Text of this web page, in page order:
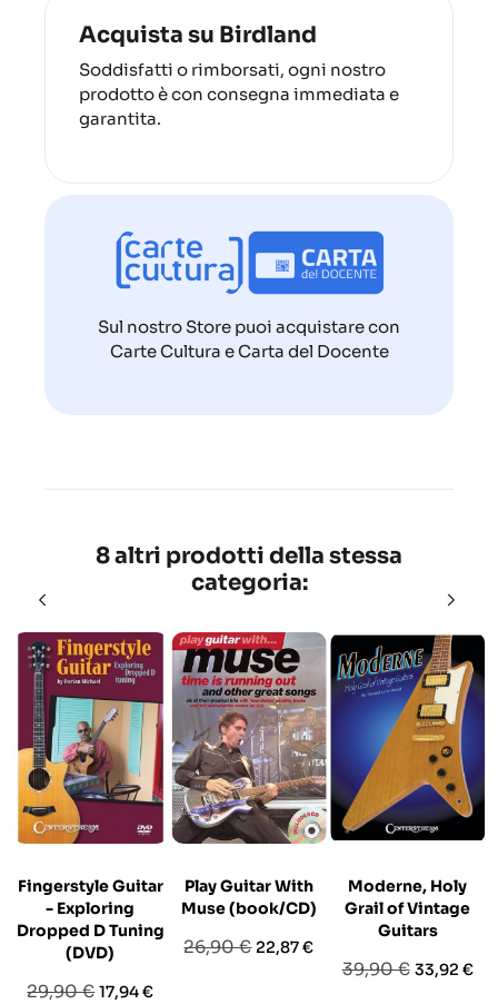
Acquista su Birdland
Soddisfatti o rimborsati, ogni nostro
prodotto è con consegna immediata e
garantita.
Sul nostro Store puoi acquistare con
Carte Cultura e Carta del Docente
8 altri prodotti della stessa
categoria:
Fingerstyle Guitar
- Exploring
Dropped D Tuning
(DVD)
Prezzo
29,90 €Prezzo
17,94 €
Play Guitar With
Muse (book/CD)
Prezzo
26,90 € Prezzo
22,87 €
Moderne, Holy
Grail of Vintage
Guitars
Prezzo
39,90 € Prezzo
33,92 €